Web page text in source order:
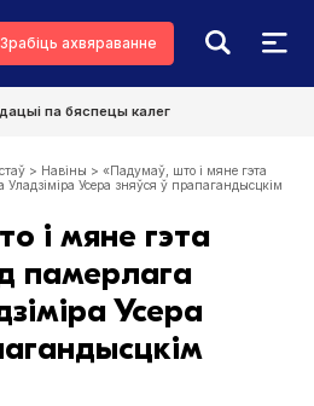
Зрабіць ахвяраванне
па бяспецы калег
> Навіны >«Падумаў, што і мяне гэта
Уладзіміра Усера зняўся ў прапагандысцкім
і мяне гэта
памерлага
Усера